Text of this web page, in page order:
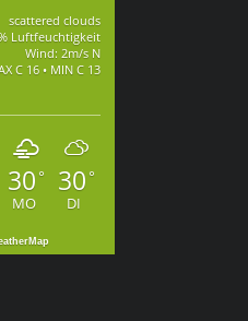
scattered clouds
Luftfeuchtigkeit
Wind: 2m/s N
C 16 • MIN C 13
30 °
MO
30 °
DI